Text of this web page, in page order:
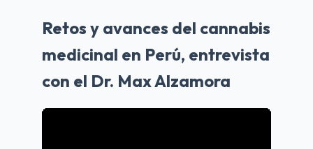
Retos y avances del cannabis
medicinal en Perú, entrevista
con el Dr. Max Alzamora